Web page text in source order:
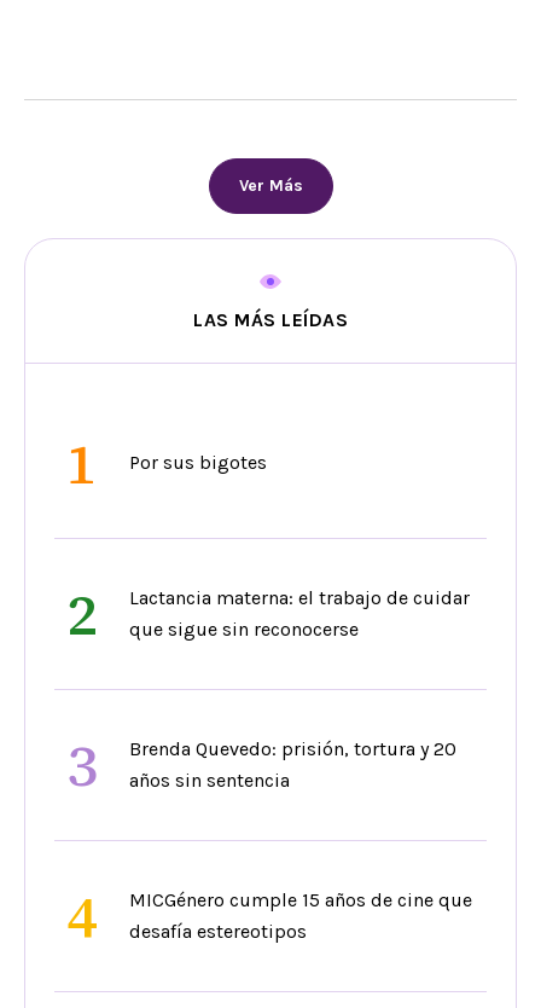
Ver Más
LAS MÁS LEÍDAS
1 Por sus bigotes
2
Lactancia materna: el trabajo de cuidar
que sigue sin reconocerse
3
Brenda Quevedo: prisión, tortura y 20
años sin sentencia
4
MICGénero cumple 15 años de cine que
desafía estereotipos